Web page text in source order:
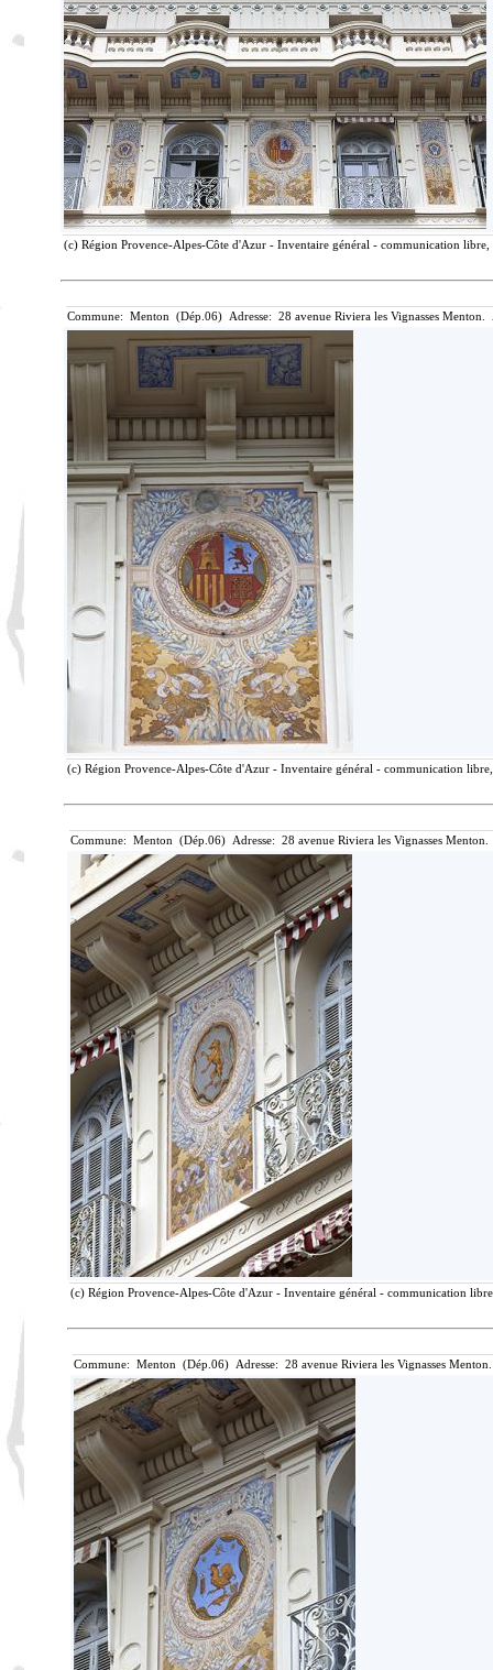
(c) Région Provence-Alpes-Côte d'Azur - Inventaire général - communication
Commune: Menton (Dép.06) Adresse: 28 avenue Riviera les Vignasses
(c) Région Provence-Alpes-Côte d'Azur - Inventaire général - communication
Commune: Menton (Dép.06) Adresse: 28 avenue Riviera les Vignasses
(c) Région Provence-Alpes-Côte d'Azur - Inventaire général - communication
Commune: Menton (Dép.06) Adresse: 28 avenue Riviera les Vignasses